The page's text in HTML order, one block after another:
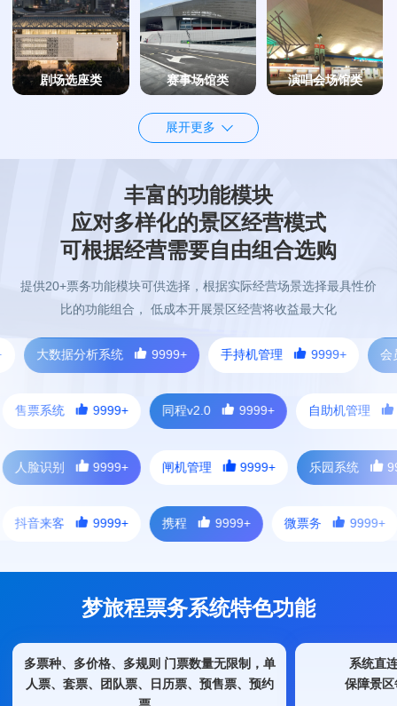
剧场选座类 赛事场馆类 演唱会场馆类
赏花类景区 森林公园类景区 园林古镇类景区
滑雪场类景区 红色文化类景区
展开更多
丰富的功能模块
应对多样化的景区经营模式
可根据经营需要自由组合选购
提供20+票务功能模块可供选择，根据实际经营场景选择最具性价
比的功能组合， 低成本开展景区经营将收益最大化
数据分析系统 9999+ 手持机管理 9999+ 会员卡系
系统 9999+ 同程v2.0 9999+ 自助机管理 9999+
别 9999+ 闸机管理 9999+ 乐园系统 9999+
来客 9999+ 携程 9999+ 微票务 9999+
梦旅程票务系统特色功能
多票种、多价格、多规则 门票数量无限制，单
人票、套票、团队票、日历票、预售票、预约
系统直
保障景